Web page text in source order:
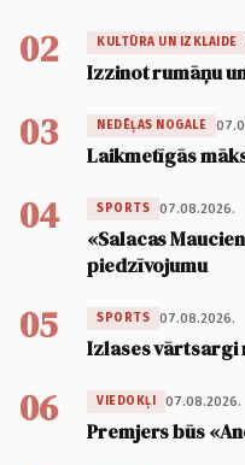
02 KULTŪRA UN IZKLAIDE
Izzinot rumāņu
03 NEDĒĻAS NOGALE
Laikmetīgās
04 SPORTS 07.08.2026.
«Salacas
piedzīvojumu
05 SPORTS 07.08.2026.
Izlases vārtsargi
06 VIEDOKĻI 07.08.2026.
Premjers būs